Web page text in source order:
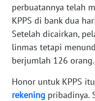
perbuatannya telah
KPPS di bank dua
Setelah dicairkan,
linmas tetapi
berjumlah 126 orang.
Honor untuk KPPS
rekening pribadinya.
WN
JABAR
WN
BANTEN
WN
NTT